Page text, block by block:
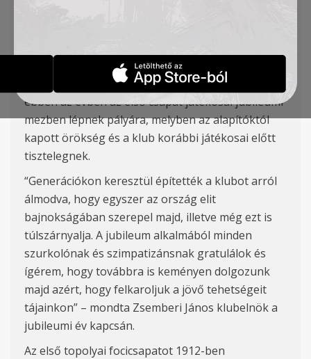
osztályba, vagyis a Szuperligába.
A klub alapításának 110. évfordulója alkalmából
ebben az évben az első csapat játékosai jubileumi
mezben lépnek pályára, melyben az alapítóktól
kapott örökség és a klub korábbi játékosai előtt
tisztelegnek.
“Generációkon keresztül építették a klubot arról
álmodva, hogy egyszer az ország elit
bajnokságában szerepel majd, illetve még ezt is
túlszárnyalja. A jubileum alkalmából minden
szurkolónak és szimpatizánsnak gratulálok és
ígérem, hogy továbbra is keményen dolgozunk
majd azért, hogy felkaroljuk a jövő tehetségeit
tájainkon” – mondta Zsemberi János klubelnök a
jubileumi év kapcsán.
Az első topolyai focicsapatot 1912-ben